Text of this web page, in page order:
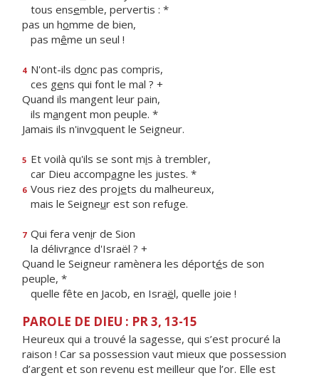
tous ensemble, pervertis : *
pas un homme de bien,
pas même un seul !
4 N'ont-ils donc pas compris,
ces gens qui font le mal ? +
Quand ils mangent leur pain,
ils mangent mon peuple. *
Jamais ils n'invoquent le Seigneur.
5 Et voilà qu'ils se sont mis à trembler,
car Dieu accompagne les justes. *
6 Vous riez des projets du malheureux,
mais le Seigneur est son refuge.
7 Qui fera venir de Sion
la délivrance d'Israël ? +
Quand le Seigneur ramènera les déportés de son
peuple, *
quelle fête en Jacob, en Israël, quelle joie !
PAROLE DE DIEU : PR 3, 13-15
Heureux qui a trouvé la sagesse, qui s’est procuré la
raison ! Car sa possession vaut mieux que possession
d’argent et son revenu est meilleur que l’or. Elle est